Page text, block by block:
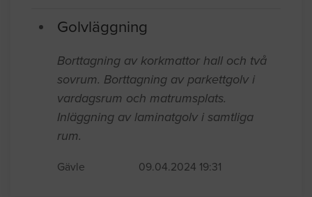
bort eller göras lägre.
Golvläggning
Borttagning av korkmattor hall och två
sovrum. Borttagning av parkettgolv i
Inläggning av laminatgolv i samtliga